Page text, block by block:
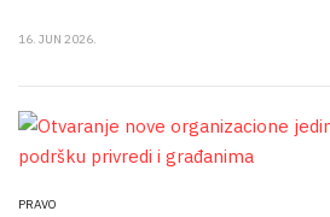
16. JUN 2026.
PRAVO